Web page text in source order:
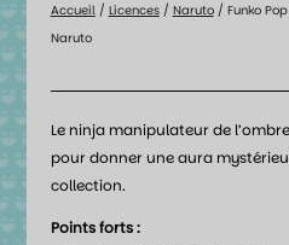
Accueil/ Licences/ Naruto/ Funko
Naruto
Le ninja manipulateur de
pour donner une aura
collection.
Points forts :